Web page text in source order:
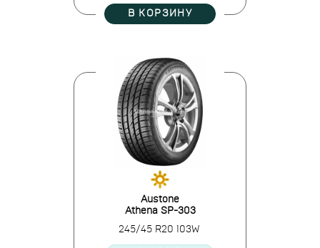
В КОРЗИНУ
Austone
Athena SP-303
245/45 R20 103W